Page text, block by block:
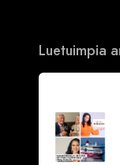
Luetuimpia